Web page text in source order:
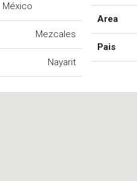
México
Mezcales
Nayarit
Area
Pais